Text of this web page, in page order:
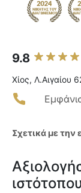
9.8
Χίος, Λ.Αιγαίου
Σχετικά με την